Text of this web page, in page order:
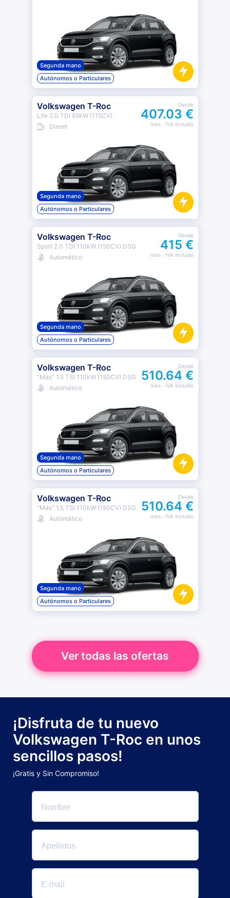
Segunda mano
Autónomos o Particulares
Volkswagen T-Roc
Life 2.0 TDI 85kW (115CV)
Diesel
Desde
407.03 €
mes· IVA incluido
Segunda mano
Autónomos o Particulares
Volkswagen T-Roc
Sport 2.0 TDI 110kW (150CV) DSG
Automático
Desde
415 €
mes· IVA incluido
Segunda mano
Autónomos o Particulares
Volkswagen T-Roc
"Más" 1.5 TSI 110kW (150CV) DSG
Automático
Desde
510.64 €
mes· IVA incluido
Segunda mano
Autónomos o Particulares
Volkswagen T-Roc
"Más" 1.5 TSI 110kW (150CV) DSG
Automático
Desde
510.64 €
mes· IVA incluido
Segunda mano
Autónomos o Particulares
Ver todas las ofertas
¡Disfruta de tu nuevo
Volkswagen T-Roc en unos
sencillos pasos!
¡Gratis y Sin Compromiso!